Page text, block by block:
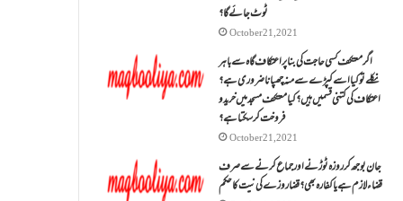
ٹوٹ جائے گا؟
October 21, 2021
اگر معتکف کسی حاجت کی بنا پر اعتکاف گاہ سے باہر
نکلے تو کیا اسے کپڑے سے منہ چھپانا ضروری ہے؟
اعتکاف کی کتنی قسمیں ہیں؟کیا معتکف مسجد میں خرید و
فروخت کر سکتا ہے؟
October 21, 2021
جان بوجھ کر روزہ ٹوڑنے اور جماع کرنے سے صرف
قضاء لازم ہے یا کفارہ بھی؟ قضا روزے کی نیت کا حکم